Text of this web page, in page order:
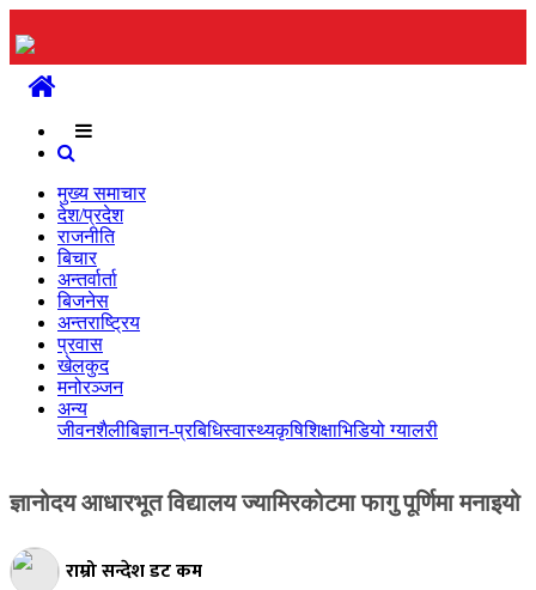
समाचार
प्रदेश
राजनीति
बिचार
अन्तर्वार्ता
बिजनेस
अन्तराष्ट्रिय
खेलकुद
मनोरञ्जन
मुख्य समाचार
देश/प्रदेश
राजनीति
बिचार
अन्तर्वार्ता
बिजनेस
अन्तराष्ट्रिय
प्रवास
खेलकुद
मनोरञ्जन
अन्य
जीवनशैलीबिज्ञान-प्रबिधिस्वास्थ्यकृषिशिक्षाभिडियो ग्यालरी
ज्ञानोदय आधारभूत विद्यालय ज्यामिरकोटमा फागु पूर्णिमा मनाइयो
राम्रो सन्देश डट कम